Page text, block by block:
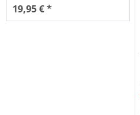
19,95 € *